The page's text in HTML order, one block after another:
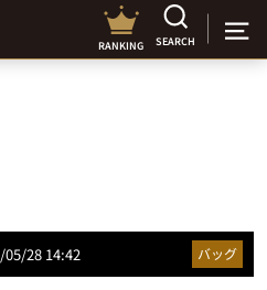
RANKING SEARCH
05/28 14:42 バッグ